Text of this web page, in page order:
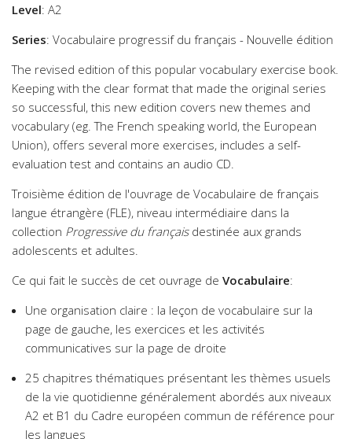
Level: A2
Series: Vocabulaire progressif du français - Nouvelle édition
The revised edition of this popular vocabulary exercise book.
Keeping with the clear format that made the original series
so successful, this new edition covers new themes and
vocabulary (eg. The French speaking world, the European
Union), offers several more exercises, includes a self-
evaluation test and contains an audio CD.
Troisième édition de l'ouvrage de Vocabulaire de français
langue étrangère (FLE), niveau intermédiaire dans la
collection Progressive du françaisdestinée aux grands
adolescents et adultes.
Ce qui fait le succès de cet ouvrage de Vocabulaire:
Une organisation claire : la leçon de vocabulaire sur la
page de gauche, les exercices et les activités
communicatives sur la page de droite
25 chapitres thématiques présentant les thèmes usuels
de la vie quotidienne généralement abordés aux niveaux
A2 et B1 du Cadre européen commun de référence pour
les langues